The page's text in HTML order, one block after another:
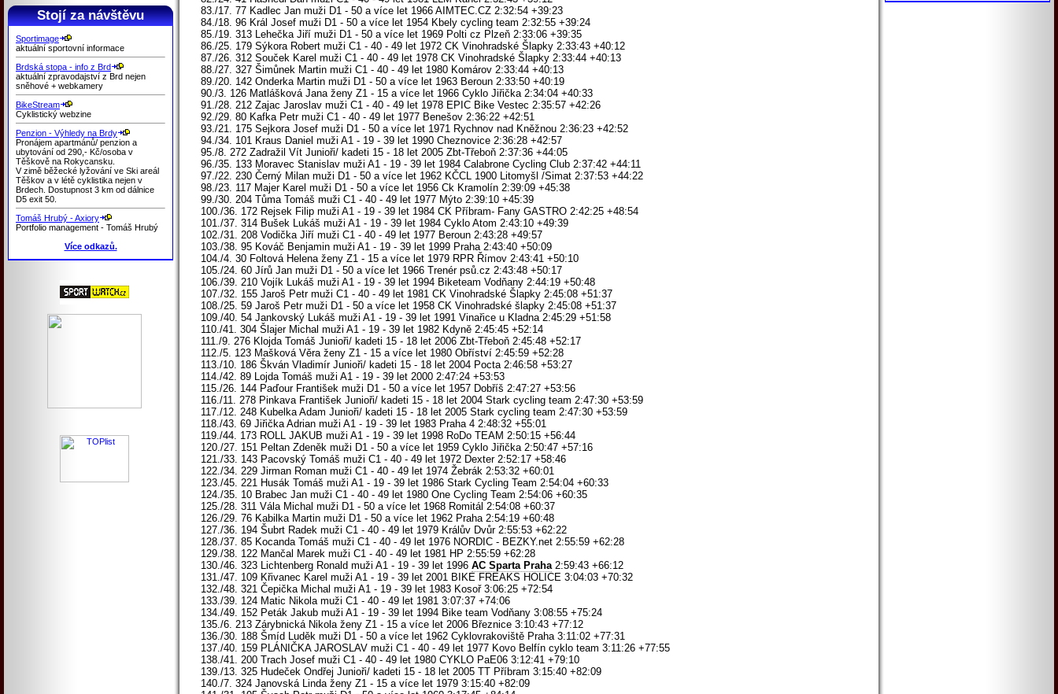
Stojí za návštěvu
Sportimage
aktuální sportovní informace
Brdská stopa - info z Brd
aktuální zpravodajství z Brd nejen
sněhové + webkamery
BikeStream
Cyklistický webzine
Penzion - Výhledy na Brdy
Pronájem apartmánů/ penzion a
ubytování od 290,- Kč/osoba v
Těškově na Rokycansku.
V zimě běžecké lyžování ve Ski areál
Těškov a v létě cyklistika nejen v
Brdech. Dostupnost 3 km od dálnice
D5 exit 50.
Tomáš Hrubý - Axiory
Portfolio management - Tomáš Hrubý
Více odkazů.
83./17. 77 Kadlec Jan muži D1 - 50 a více let 1966 AIMTEC.CZ 2:32:54 +39:23
84./18. 96 Král Josef muži D1 - 50 a více let 1954 Kbely cycling team 2:32:55 +39:24
85./19. 313 Lehečka Jiří muži D1 - 50 a více let 1969 Polti cz Plzeň 2:33:06 +39:35
86./25. 179 Sýkora Robert muži C1 - 40 - 49 let 1972 CK Vinohradské Šlapky 2:33:43 +40:12
87./26. 312 Souček Karel muži C1 - 40 - 49 let 1978 CK Vinohradské Šlapky 2:33:44 +40:13
88./27. 327 Šimůnek Martin muži C1 - 40 - 49 let 1980 Komárov 2:33:44 +40:13
89./20. 142 Onderka Martin muži D1 - 50 a více let 1963 Beroun 2:33:50 +40:19
90./3. 126 Matlášková Jana ženy Z1 - 15 a více let 1966 Cyklo Jiřička 2:34:04 +40:33
91./28. 212 Zajac Jaroslav muži C1 - 40 - 49 let 1978 EPIC Bike Vestec 2:35:57 +42:26
92./29. 80 Kafka Petr muži C1 - 40 - 49 let 1977 Benešov 2:36:22 +42:51
93./21. 175 Sejkora Josef muži D1 - 50 a více let 1971 Rychnov nad Kněžnou 2:36:23 +42:52
94./34. 101 Kraus Daniel muži A1 - 19 - 39 let 1990 Cheznovice 2:36:28 +42:57
95./8. 272 Zadražil Vít Junioři/ kadeti 15 - 18 let 2005 Zbt-Třeboň 2:37:36 +44:05
96./35. 133 Moravec Stanislav muži A1 - 19 - 39 let 1984 Calabrone Cycling Club 2:37:42 +44:11
97./22. 230 Černý Milan muži D1 - 50 a více let 1962 KČCL 1900 Litomyšl /Simat 2:37:53 +44:22
98./23. 117 Majer Karel muži D1 - 50 a více let 1956 Ck Kramolín 2:39:09 +45:38
99./30. 204 Tůma Tomáš muži C1 - 40 - 49 let 1977 Mýto 2:39:10 +45:39
100./36. 172 Rejsek Filip muži A1 - 19 - 39 let 1984 CK Příbram- Fany GASTRO 2:42:25 +48:54
101./37. 314 Bušek Lukáš muži A1 - 19 - 39 let 1984 Cyklo Atom 2:43:10 +49:39
102./31. 208 Vodička Jiří muži C1 - 40 - 49 let 1977 Beroun 2:43:28 +49:57
103./38. 95 Kováč Benjamin muži A1 - 19 - 39 let 1999 Praha 2:43:40 +50:09
104./4. 30 Foltová Helena ženy Z1 - 15 a více let 1979 RPR Římov 2:43:41 +50:10
105./24. 60 Jírů Jan muži D1 - 50 a více let 1966 Trenér psů.cz 2:43:48 +50:17
106./39. 210 Vojík Lukáš muži A1 - 19 - 39 let 1994 Biketeam Vodňany 2:44:19 +50:48
107./32. 155 Jaroš Petr muži C1 - 40 - 49 let 1981 CK Vinohradské Šlapky 2:45:08 +51:37
108./25. 59 Jaroš Petr muži D1 - 50 a více let 1958 CK Vinohradské šlapky 2:45:08 +51:37
109./40. 54 Jankovský Lukáš muži A1 - 19 - 39 let 1991 Vinařice u Kladna 2:45:29 +51:58
110./41. 304 Šlajer Michal muži A1 - 19 - 39 let 1982 Kdyně 2:45:45 +52:14
111./9. 276 Klojda Tomáš Junioři/ kadeti 15 - 18 let 2006 Zbt-Třeboň 2:45:48 +52:17
112./5. 123 Mašková Věra ženy Z1 - 15 a více let 1980 Obříství 2:45:59 +52:28
113./10. 186 Škván Vladimír Junioři/ kadeti 15 - 18 let 2004 Pocta 2:46:58 +53:27
114./42. 89 Lojda Tomáš muži A1 - 19 - 39 let 2000 2:47:24 +53:53
115./26. 144 Paďour František muži D1 - 50 a více let 1957 Dobříš 2:47:27 +53:56
116./11. 278 Pinkava František Junioři/ kadeti 15 - 18 let 2004 Stark cycling team 2:47:30 +53:59
117./12. 248 Kubelka Adam Junioři/ kadeti 15 - 18 let 2005 Stark cycling team 2:47:30 +53:59
118./43. 69 Jiřička Adrian muži A1 - 19 - 39 let 1983 Praha 4 2:48:32 +55:01
119./44. 173 ROLL JAKUB muži A1 - 19 - 39 let 1998 RoDo TEAM 2:50:15 +56:44
120./27. 151 Peltan Zdeněk muži D1 - 50 a více let 1959 Cyklo Jiřička 2:50:47 +57:16
121./33. 143 Pacovský Tomáš muži C1 - 40 - 49 let 1972 Dexter 2:52:17 +58:46
122./34. 229 Jirman Roman muži C1 - 40 - 49 let 1974 Žebrák 2:53:32 +60:01
123./45. 221 Husák Tomáš muži A1 - 19 - 39 let 1986 Stark Cycling Team 2:54:04 +60:33
124./35. 10 Brabec Jan muži C1 - 40 - 49 let 1980 One Cycling Team 2:54:06 +60:35
125./28. 311 Vála Michal muži D1 - 50 a více let 1968 Romitál 2:54:08 +60:37
126./29. 76 Kabilka Martin muži D1 - 50 a více let 1962 Praha 2:54:19 +60:48
127./36. 194 Šubrt Radek muži C1 - 40 - 49 let 1979 Králův Dvůr 2:55:53 +62:22
128./37. 85 Kocanda Tomáš muži C1 - 40 - 49 let 1976 NORDIC - BEZKY.net 2:55:59 +62:28
129./38. 122 Mančal Marek muži C1 - 40 - 49 let 1981 HP 2:55:59 +62:28
130./46. 323 Lichtenberg Ronald muži A1 - 19 - 39 let 1996 AC Sparta Praha2:59:43 +66:12
131./47. 109 Křivanec Karel muži A1 - 19 - 39 let 2001 BIKE FREAKS HOLICE 3:04:03 +70:32
132./48. 321 Čepička Michal muži A1 - 19 - 39 let 1983 Kosoř 3:06:25 +72:54
133./39. 124 Matic Nikola muži C1 - 40 - 49 let 1981 3:07:37 +74:06
134./49. 152 Peták Jakub muži A1 - 19 - 39 let 1994 Bike team Vodňany 3:08:55 +75:24
135./6. 213 Zárybnická Nikola ženy Z1 - 15 a více let 2006 Březnice 3:10:43 +77:12
136./30. 188 Šmíd Luděk muži D1 - 50 a více let 1962 Cyklovrakoviště Praha 3:11:02 +77:31
137./40. 159 PLÁNIČKA JAROSLAV muži C1 - 40 - 49 let 1977 Kovo Belfín cyklo team 3:11:26 +77:55
138./41. 200 Trach Josef muži C1 - 40 - 49 let 1980 CYKLO PaE06 3:12:41 +79:10
139./13. 325 Hudeček Ondřej Junioři/ kadeti 15 - 18 let 2005 TT Příbram 3:15:40 +82:09
140./7. 324 Janovská Linda ženy Z1 - 15 a více let 1979 3:15:40 +82:09